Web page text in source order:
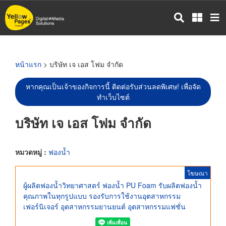
ข้าม
ไป
หน้าแรก > บริษัท เจ เอส โฟม จำกัด
หากคุณเป็นเจ้าของกิจการนี้ ติดต่อรับส่วนลดพิเศษ! เพื่อจัด
ทำเว็บไซต์
บริษัท เจ เอส โฟม จำกัด
หมวดหมู่ : ฟองน้ำ
โฆษณา
ผู้ผลิตฟองน้ำวิทยาศาสตร์ ฟองน้ำ PU Foam รับผลิตฟองน้ำ
คุณภาพในทุกรูปแบบ รองรับการใช้งานอุตสาหกรรม
เฟอร์นิเจอร์ อุตสาหกรรมยานยนต์ อุตสาหกรรมแฟชั่น